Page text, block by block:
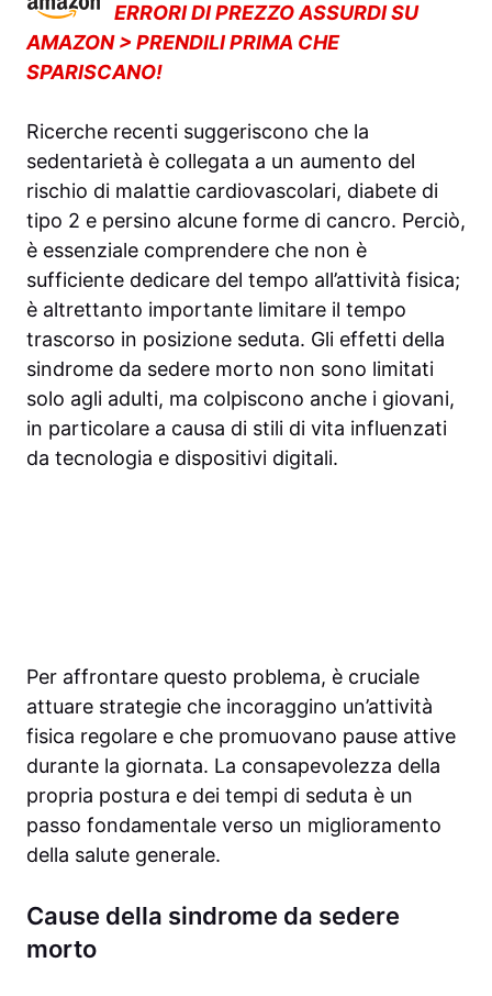
ERRORI DI PREZZO ASSURDI SU
AMAZON > PRENDILI PRIMA CHE
SPARISCANO!
Ricerche recenti suggeriscono che la
sedentarietà è collegata a un aumento del
rischio di malattie cardiovascolari, diabete di
tipo 2 e persino alcune forme di cancro. Perciò,
è essenziale comprendere che non è
sufficiente dedicare del tempo all’attività fisica;
è altrettanto importante limitare il tempo
trascorso in posizione seduta. Gli effetti della
sindrome da sedere morto non sono limitati
solo agli adulti, ma colpiscono anche i giovani,
in particolare a causa di stili di vita influenzati
da tecnologia e dispositivi digitali.
Per affrontare questo problema, è cruciale
attuare strategie che incoraggino un’attività
fisica regolare e che promuovano pause attive
durante la giornata. La consapevolezza della
propria postura e dei tempi di seduta è un
passo fondamentale verso un miglioramento
della salute generale.
Cause della sindrome da sedere
morto